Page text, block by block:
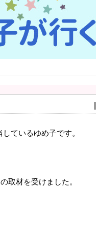
ているゆめ子です。
取材を受けました。